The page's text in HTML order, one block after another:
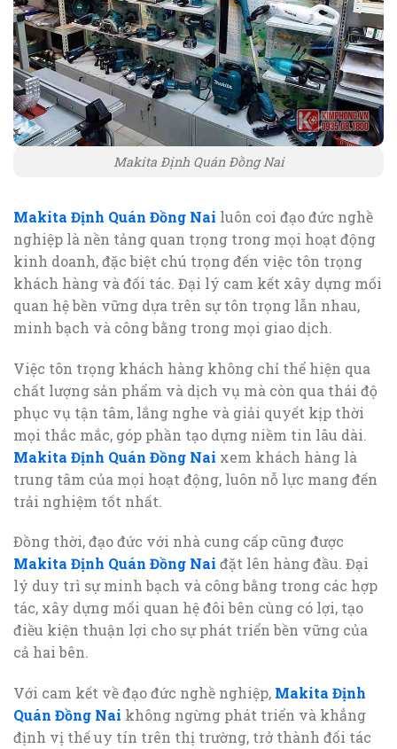
Makita Định Quán Đồng Nai
Makita Định Quán Đồng Nai luôn coi đạo đức nghề
nghiệp là nền tảng quan trọng trong mọi hoạt động
kinh doanh, đặc biệt chú trọng đến việc tôn trọng
khách hàng và đối tác. Đại lý cam kết xây dựng mối
quan hệ bền vững dựa trên sự tôn trọng lẫn nhau,
minh bạch và công bằng trong mọi giao dịch.
Việc tôn trọng khách hàng không chỉ thể hiện qua
chất lượng sản phẩm và dịch vụ mà còn qua thái độ
phục vụ tận tâm, lắng nghe và giải quyết kịp thời
mọi thắc mắc, góp phần tạo dựng niềm tin lâu dài.
Makita Định Quán Đồng Nai xem khách hàng là
trung tâm của mọi hoạt động, luôn nỗ lực mang đến
trải nghiệm tốt nhất.
Đồng thời, đạo đức với nhà cung cấp cũng được
Makita Định Quán Đồng Nai đặt lên hàng đầu. Đại
lý duy trì sự minh bạch và công bằng trong các hợp
tác, xây dựng mối quan hệ đôi bên cùng có lợi, tạo
điều kiện thuận lợi cho sự phát triển bền vững của
cả hai bên.
Với cam kết về đạo đức nghề nghiệp, Makita Định
Quán Đồng Nai không ngừng phát triển và khẳng
định vị thế uy tín trên thị trường, trở thành đối tác